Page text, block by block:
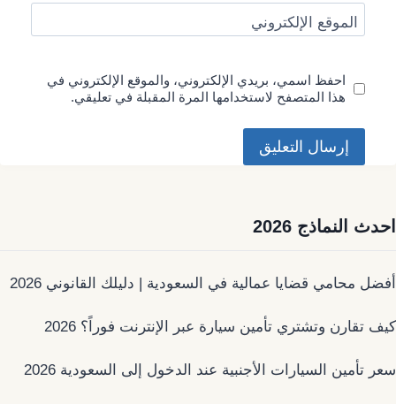
الموقع الإلكتروني
احفظ اسمي، بريدي الإلكتروني، والموقع الإلكتروني في
هذا المتصفح لاستخدامها المرة المقبلة في تعليقي.
احدث النماذج 2026
أفضل محامي قضايا عمالية في السعودية | دليلك القانوني 2026
كيف تقارن وتشتري تأمين سيارة عبر الإنترنت فوراً؟ 2026
سعر تأمين السيارات الأجنبية عند الدخول إلى السعودية 2026